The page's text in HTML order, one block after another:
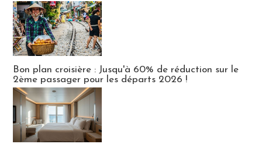
Bon plan croisière : Jusqu'à 60% de réduction sur le
2ème passager pour les départs 2026 !